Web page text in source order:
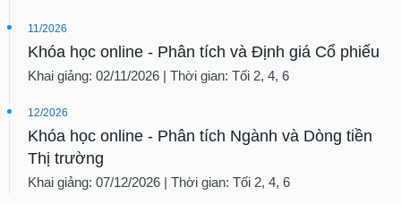
11/2026
Khóa học online - Phân tích và Định giá Cổ phiếu
Khai giảng: 02/11/2026 | Thời gian: Tối 2, 4, 6
12/2026
Khóa học online - Phân tích Ngành và Dòng tiền
Thị trường
Khai giảng: 07/12/2026 | Thời gian: Tối 2, 4, 6